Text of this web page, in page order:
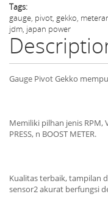
Tags:
gauge, pivot, gekko,
jdm, japan power
Gauge Pivot Gekko
Memiliki pilhan jenis RPM,
PRESS, n BOOST METER.
Kualitas terbaik, tampilan
sensor2 akurat berfungsi